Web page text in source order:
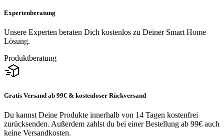
Expertenberatung
Unsere Experten beraten Dich kostenlos zu Deiner Smart Home
Lösung.
Produktberatung
Gratis Versand ab 99€ & kostenloser Rückversand
Du kannst Deine Produkte innerhalb von 14 Tagen kostenfrei
zurücksenden. Außerdem zahlst du bei einer Bestellung ab 99€ auch
keine Versandkosten.